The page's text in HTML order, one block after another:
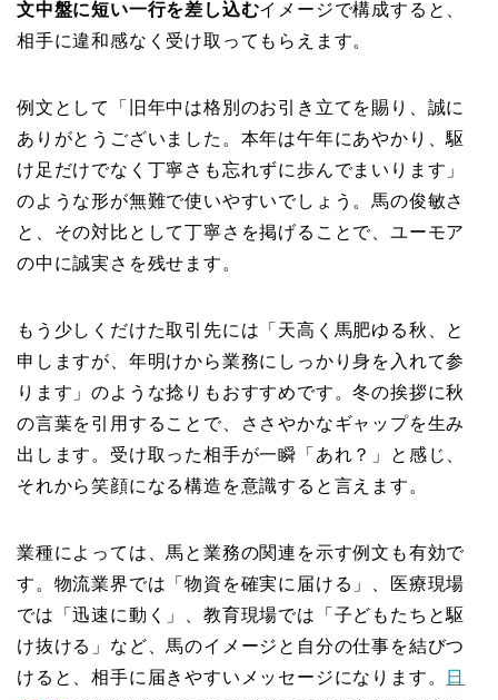
文中盤に短い一行を差し込むイメージで構成すると、
相手に違和感なく受け取ってもらえます。
例文として「旧年中は格別のお引き立てを賜り、誠に
ありがとうございました。本年は午年にあやかり、駆
け足だけでなく丁寧さも忘れずに歩んでまいります」
のような形が無難で使いやすいでしょう。馬の俊敏さ
と、その対比として丁寧さを掲げることで、ユーモア
の中に誠実さを残せます。
もう少しくだけた取引先には「天高く馬肥ゆる秋、と
申しますが、年明けから業務にしっかり身を入れて参
ります」のような捻りもおすすめです。冬の挨拶に秋
の言葉を引用することで、ささやかなギャップを生み
出します。受け取った相手が一瞬「あれ？」と感じ、
それから笑顔になる構造を意識すると言えます。
業種によっては、馬と業務の関連を示す例文も有効で
す。物流業界では「物資を確実に届ける」、医療現場
では「迅速に動く」、教育現場では「子どもたちと駆
け抜ける」など、馬のイメージと自分の仕事を結びつ
けると、相手に届きやすいメッセージになります。
日